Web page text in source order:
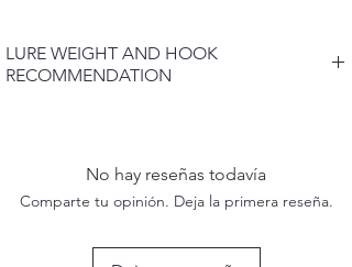
F120G (220MM)
F150G (240MM)
• S4OG (110MM)
• S60G (130MM)
LURE WEIGHT AND HOOK
RECOMMENDATION
No hay reseñas todavía
Comparte tu opinión. Deja la primera reseña.